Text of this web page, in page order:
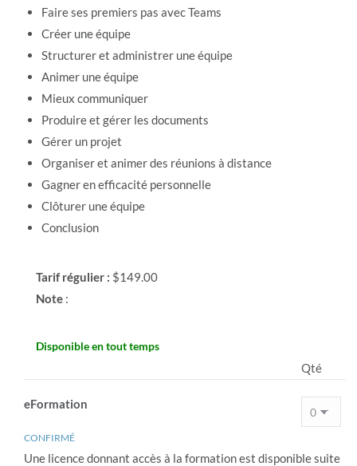
Faire ses premiers pas avec Teams
Créer une équipe
Structurer et administrer une équipe
Animer une équipe
Mieux communiquer
Produire et gérer les documents
Gérer un projet
Organiser et animer des réunions à distance
Gagner en efficacité personnelle
Clôturer une équipe
Conclusion
Tarif régulier : $149.00
Note :
Disponible en tout temps
Qté
eFormation
CONFIRMÉ
Une licence donnant accès à la formation est disponible suite